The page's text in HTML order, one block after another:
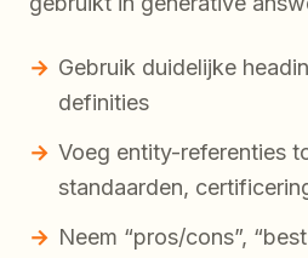
Gebruik duidelijke
definities
Voeg entity-referenties
standaarden,
Neem “pros/cons”,